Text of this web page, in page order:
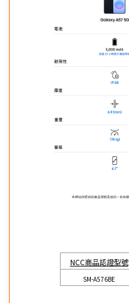
NCC商品認證型號
SM-A576BE